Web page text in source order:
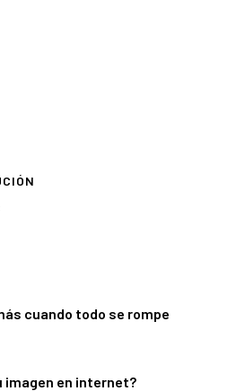
cuando todo se rompe
imagen en internet?